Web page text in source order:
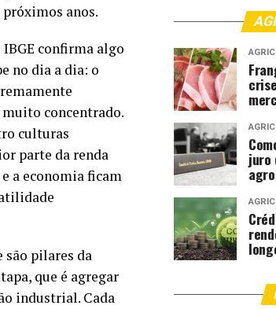
anos.
confirma algo
no dia a dia: o
concentrado.
culturas
parte da renda
a economia ficam
são pilares da
que é agregar
industrial. Cada
juro